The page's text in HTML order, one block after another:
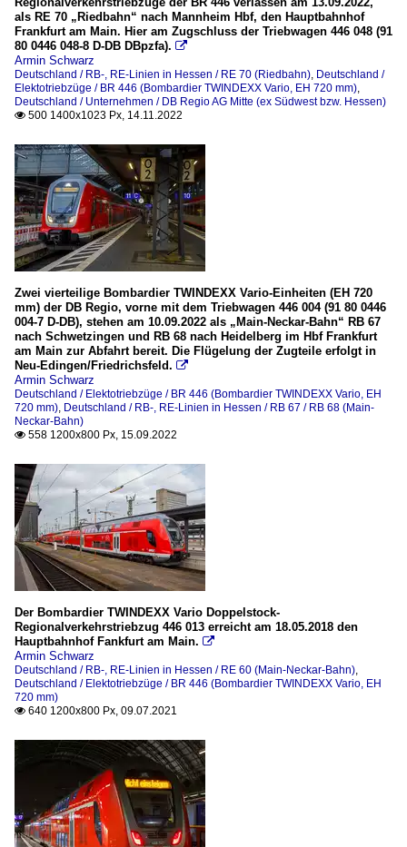
Unternehmen
DB Regio AG Mitte (ex Südwest bzw. Hessen)
2021
2022
als RE 70 „Riedbahn“ nach Mannheim Hbf, den Hauptbahnhof
Frankfurt am Main. Hier am Zugschluss der Triebwagen 446 048 (91
80 0446 048-8 D-DB DBpzfa). 
Armin Schwarz
Deutschland / RB-, RE-Linien in Hessen / RE 70 (Riedbahn), Deutschland /
Elektotriebzüge / BR 446 (Bombardier TWINDEXX Vario, EH 720 mm),
Deutschland / Unternehmen / DB Regio AG Mitte (ex Südwest bzw. Hessen)
 500 1400x1023 Px, 14.11.2022
Zwei vierteilige Bombardier TWINDEXX Vario-Einheiten (EH 720
mm) der DB Regio, vorne mit dem Triebwagen 446 004 (91 80 0446
004-7 D-DB), stehen am 10.09.2022 als „Main-Neckar-Bahn“ RB 67
nach Schwetzingen und RB 68 nach Heidelberg im Hbf Frankfurt
am Main zur Abfahrt bereit. Die Flügelung der Zugteile erfolgt in
Neu-Edingen/Friedrichsfeld. 
Armin Schwarz
Deutschland / Elektotriebzüge / BR 446 (Bombardier TWINDEXX Vario, EH
720 mm), Deutschland / RB-, RE-Linien in Hessen / RB 67 / RB 68 (Main-
Neckar-Bahn)
 558 1200x800 Px, 15.09.2022
Der Bombardier TWINDEXX Vario Doppelstock-
Regionalverkehrstriebzug 446 013 erreicht am 18.05.2018 den
Hauptbahnhof Fankfurt am Main. 
Armin Schwarz
Deutschland / RB-, RE-Linien in Hessen / RE 60 (Main-Neckar-Bahn),
Deutschland / Elektotriebzüge / BR 446 (Bombardier TWINDEXX Vario, EH
720 mm)
 640 1200x800 Px, 09.07.2021